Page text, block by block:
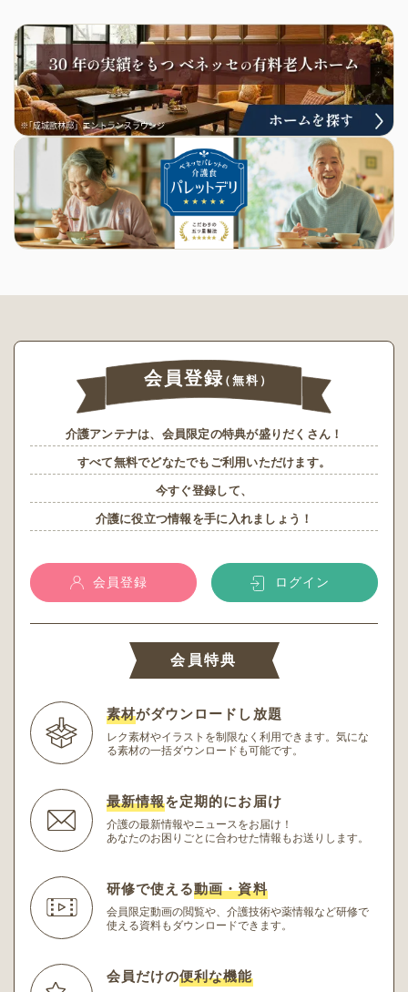
会員登録（無料）
介護アンテナは、会員限定の特典が盛りだくさん！
すべて無料でどなたでもご利用いただけます。
今すぐ登録して、
介護に役立つ情報を手に入れましょう！
会員登録 ログイン
会員特典
素材がダウンロードし放題
レク素材やイラストを制限なく利用できます。 気にな
る素材の一括ダウンロードも可能です。
最新情報を定期的にお届け
介護の最新情報やニュースをお届け！
あなたのお困りごとに合わせた情報もお送りします。
研修で使える動画・資料
会員限定動画の閲覧や、介護技術や薬情報など研修で
使える資料もダウンロードできます。
会員だけの便利な機能